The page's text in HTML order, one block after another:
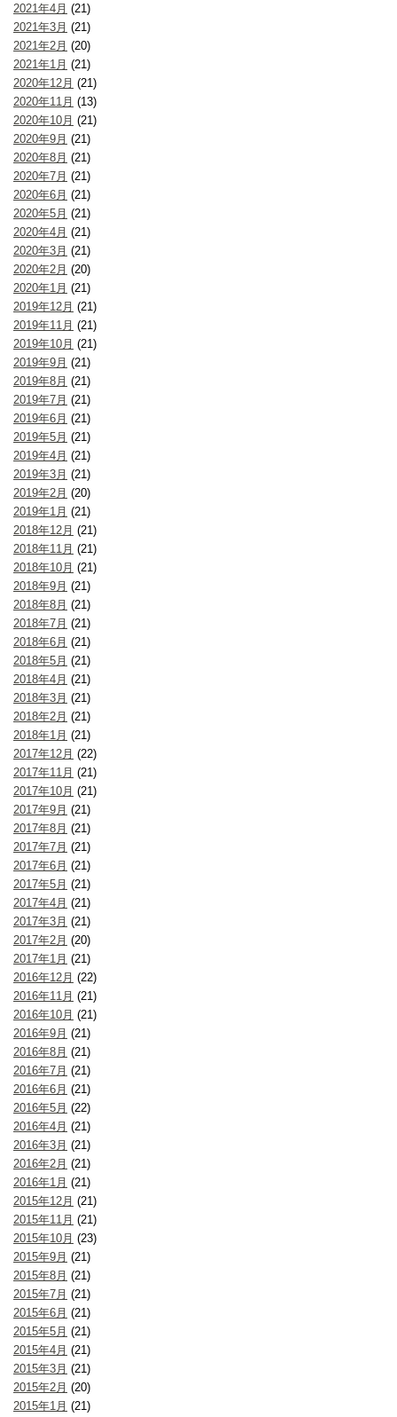
2021年4月 (21)
2021年3月 (21)
2021年2月 (20)
2021年1月 (21)
2020年12月 (21)
2020年11月 (13)
2020年10月 (21)
2020年9月 (21)
2020年8月 (21)
2020年7月 (21)
2020年6月 (21)
2020年5月 (21)
2020年4月 (21)
2020年3月 (21)
2020年2月 (20)
2020年1月 (21)
2019年12月 (21)
2019年11月 (21)
2019年10月 (21)
2019年9月 (21)
2019年8月 (21)
2019年7月 (21)
2019年6月 (21)
2019年5月 (21)
2019年4月 (21)
2019年3月 (21)
2019年2月 (20)
2019年1月 (21)
2018年12月 (21)
2018年11月 (21)
2018年10月 (21)
2018年9月 (21)
2018年8月 (21)
2018年7月 (21)
2018年6月 (21)
2018年5月 (21)
2018年4月 (21)
2018年3月 (21)
2018年2月 (21)
2018年1月 (21)
2017年12月 (22)
2017年11月 (21)
2017年10月 (21)
2017年9月 (21)
2017年8月 (21)
2017年7月 (21)
2017年6月 (21)
2017年5月 (21)
2017年4月 (21)
2017年3月 (21)
2017年2月 (20)
2017年1月 (21)
2016年12月 (22)
2016年11月 (21)
2016年10月 (21)
2016年9月 (21)
2016年8月 (21)
2016年7月 (21)
2016年6月 (21)
2016年5月 (22)
2016年4月 (21)
2016年3月 (21)
2016年2月 (21)
2016年1月 (21)
2015年12月 (21)
2015年11月 (21)
2015年10月 (23)
2015年9月 (21)
2015年8月 (21)
2015年7月 (21)
2015年6月 (21)
2015年5月 (21)
2015年4月 (21)
2015年3月 (21)
2015年2月 (20)
2015年1月 (21)